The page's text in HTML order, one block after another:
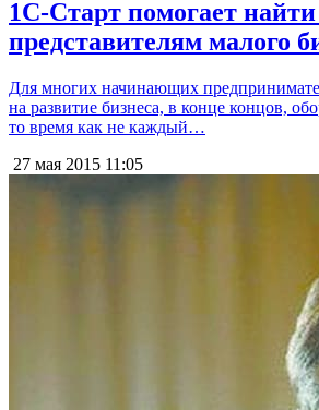
1С-Старт помогает
представителям малого
Для многих начинающих
на развитие бизнеса, в конце концов,
то время как не каждый…
27 мая 2015 11:05